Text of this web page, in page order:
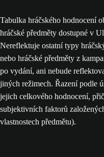
Tabulka hráčského hodnocení
hráčské předměty dostupné v
Nereflektuje ostatní typy
nebo hráčské předměty z
po vydání, ani nebude
jiných režimech. Řazení podle
jejich celkového hodnocení,
subjektivních faktorů
vlastnostech předmětu).